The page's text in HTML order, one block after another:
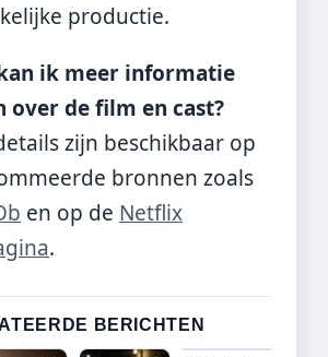
productie.
ik meer informatie
over de film en cast?
zijn beschikbaar op
bronnen zoals
en op de Netflix
.
BERICHTEN